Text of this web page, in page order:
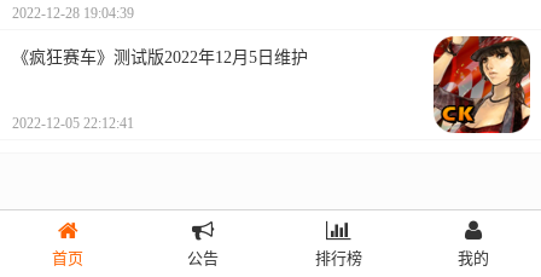
2022-12-28 19:04:39
《疯狂赛车》测试版2022年12月5日维护
2022-12-05 22:12:41
首页 公告 排行榜 我的